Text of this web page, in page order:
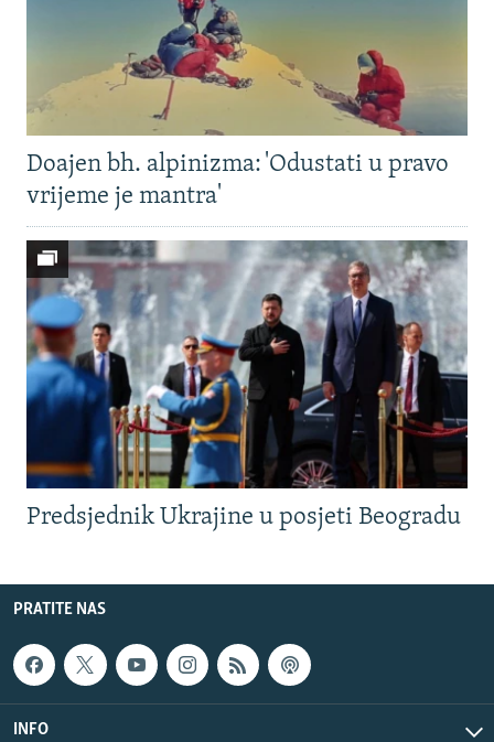
Doajen bh. alpinizma: 'Odustati u pravo
vrijeme je mantra'
Predsjednik Ukrajine u posjeti Beogradu
PRATITE NAS
INFO